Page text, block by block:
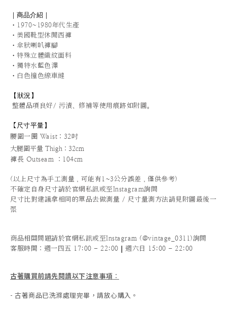
｜商品介紹｜
・ 1970~1980年代生產
・ 美國靴型休閒西褲
・ 傘狀喇叭褲腳
・ 特殊立體織紋面料
・ 獨特水藍色澤
・ 白色撞色線車縫
【狀況】
整體品項良好/ 污漬、修補等使用痕跡如附圖。
【 尺寸平量】
腰圍一圈 Waist：32吋
大腿圍平量 Thigh：32cm
褲長 Outseam ：104cm
(以上尺寸為手工測量，可能有1~3公分誤差，僅供參考)
不確定自身尺寸請於官網私訊或至Instagram詢問
尺寸比對建議拿相同的單品去做測量 / 尺寸量測方法請見附圖最後一
張
商品相關問題請於官網私訊或至Instagram (@vintage_0311)詢問
客服時間 ：週一四五 17:00 - 22:00 | 週六日 15:00 - 22:00
古著購買前請先閱讀以下注意事項 ：
- 古著商品已洗滌處理完畢，請放心購入。